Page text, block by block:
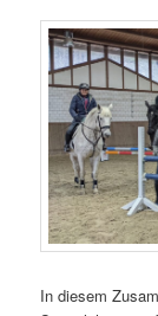
In diesem